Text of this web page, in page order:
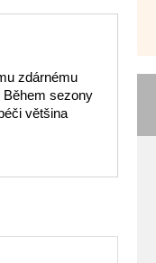
zdárnému
sezony
většina